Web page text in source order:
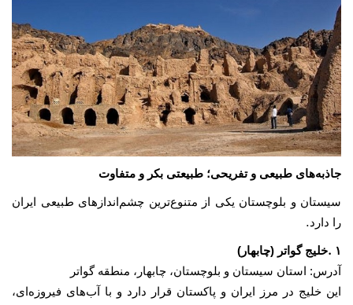
جاذبه‌های طبیعی و تفریحی؛ طبیعتی بکر و متفاوت
سیستان و بلوچستان یکی از متنوع‌ترین چشم‌اندازهای طبیعی ایران
را دارد.
۱ .خلیج گواتر (چابهار)
آدرس: استان سیستان و بلوچستان، چابهار، منطقه گواتر
این خلیج در مرز ایران و پاکستان قرار دارد و با آب‌های فیروزه‌ای،